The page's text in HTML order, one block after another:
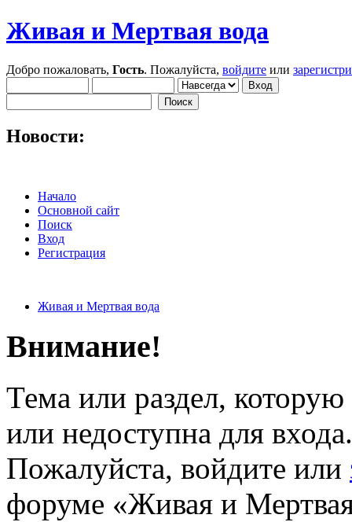
Живая и Мертвая вода
Добро пожаловать, Гость. Пожалуйста, войдите или
Новости:
Начало
Основной сайт
Поиск
Вход
Регистрация
Живая и Мертвая вода
Внимание!
Тема или раздел,
или недоступна для входа.
Пожалуйста, войдите или
форуме «Живая и